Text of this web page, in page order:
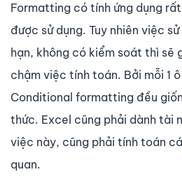
Formatting có tính ứng dụng
được sử dụng. Tuy nhiên việc
hạn, không có kiểm soát thì sẽ
chậm việc tính toán. Bởi mỗi 1
Conditional formatting đều
thức. Excel cũng phải dành tài
việc này, cũng phải tính toán
quan.